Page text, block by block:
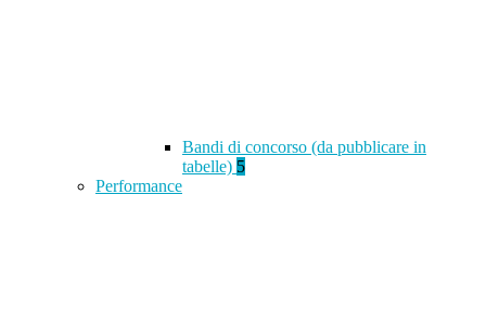
Bandi di concorso (da pubblicare in
tabelle) 5
Performance